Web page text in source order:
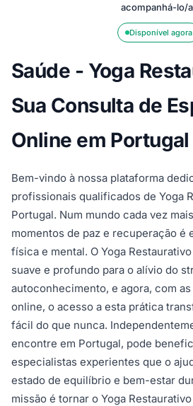
acompanhá-lo/
Disponível agora
Saúde - Yoga
Sua Consulta de
Online em Portugal
Bem-vindo à nossa plataforma
profissionais qualificados de Yoga
Portugal. Num mundo cada vez
momentos de paz e recuperação é
física e mental. O Yoga
suave e profundo para o alívio do
autoconhecimento, e agora, com
online, o acesso a esta prática
fácil do que nunca.
encontre em Portugal, pode
especialistas experientes que o
estado de equilíbrio e bem-estar
missão é tornar o Yoga